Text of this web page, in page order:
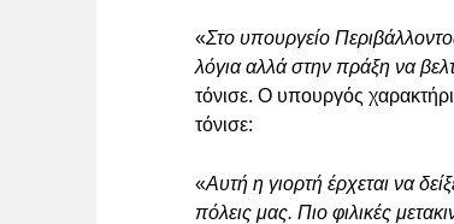
«Στο υπουργείο
λόγια αλλά στην πράξη να
τόνισε. Ο υπουργός
τόνισε:
«Αυτή η γιορτή έρχεται να
πόλεις μας. Πιο φιλικές